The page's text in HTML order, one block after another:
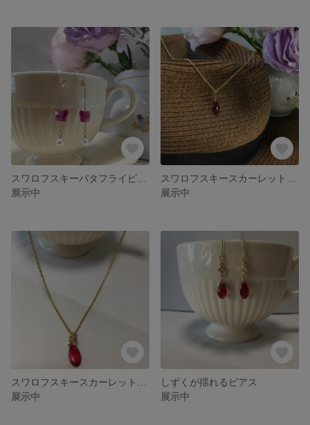
展示中
展示中
展示中
しずくが揺れるピアス
展示中